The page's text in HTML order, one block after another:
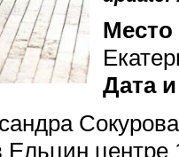
Место
Дата
Ельцин